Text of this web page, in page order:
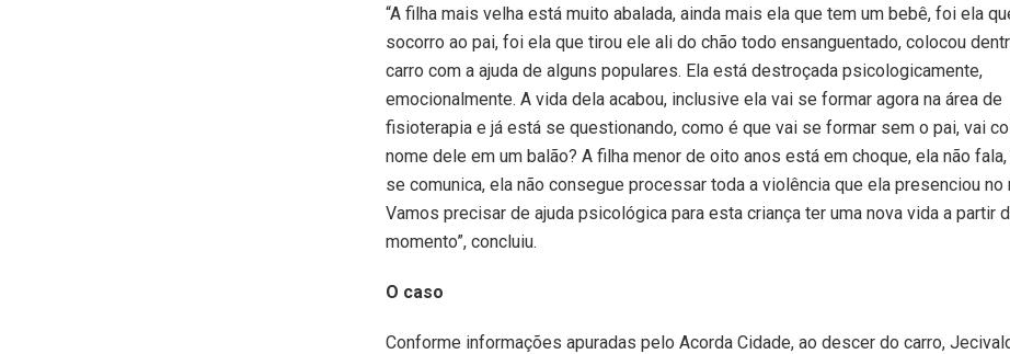
“A filha mais velha está muito abalada, ainda mais ela que tem um bebê, foi ela
socorro ao pai, foi ela que tirou ele ali do chão todo ensanguentado, colocou
carro com a ajuda de alguns populares. Ela está destroçada psicologicamente,
emocionalmente. A vida dela acabou, inclusive ela vai se formar agora na área de
fisioterapia e já está se questionando, como é que vai se formar sem o pai, vai
nome dele em um balão? A filha menor de oito anos está em choque, ela não fala,
se comunica, ela não consegue processar toda a violência que ela presenciou no
Vamos precisar de ajuda psicológica para esta criança ter uma nova vida a partir
momento”, concluiu.
O caso
Conforme informações apuradas pelo Acorda Cidade, ao descer do carro,